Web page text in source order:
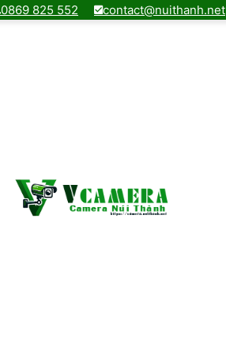
0869 825 552 contact@nuithanh.net